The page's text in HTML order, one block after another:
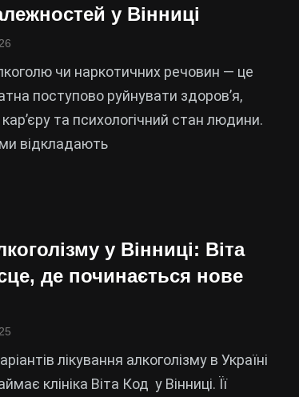
у Вінниці
чи наркотичних речовин — це
поступово руйнувати здоров’я,
кар’єру та психологічний стан людини.
відкладають
у Вінниці: Віта
де починається нове
лікування алкоголізму в Україні
клініка Віта Код у Вінниці. Її